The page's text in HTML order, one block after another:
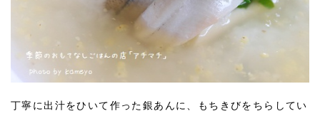
丁寧に出汁をひいて作った銀あんに、もちきびをちらしてい